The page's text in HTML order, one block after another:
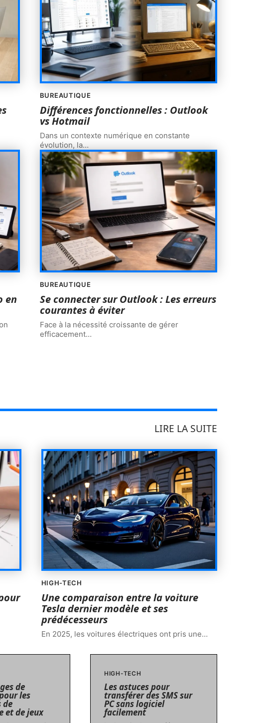
BUREAUTIQUE
Différences fonctionnelles : Outlook
vs Hotmail
Dans un contexte numérique en constante
évolution, la…
en
BUREAUTIQUE
Se connecter sur Outlook : Les erreurs
courantes à éviter
Face à la nécessité croissante de gérer
efficacement…
LIRE LA SUITE
HIGH-TECH
Une comparaison entre la voiture
Tesla dernier modèle et ses
prédécesseurs
En 2025, les voitures électriques ont pris une…
de
les
de
et de jeux
HIGH-TECH
Les astuces pour
transférer des SMS sur
PC sans logiciel
facilement